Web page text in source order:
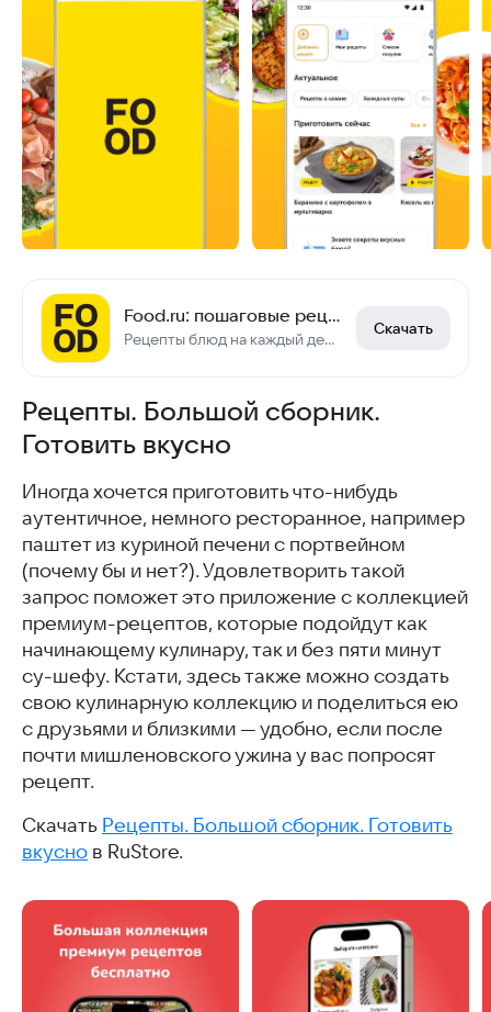
Food.ru: пошаговые рецепты
Рецепты блюд на каждый день, правильное питание и КБЖУ
Скачать
Рецепты. Большой сборник.
Готовить вкусно
Иногда хочется приготовить что-нибудь
аутентичное, немного ресторанное, например
паштет из куриной печени с портвейном
(почему бы и нет?). Удовлетворить такой
запрос поможет это приложение с коллекцией
премиум-рецептов, которые подойдут как
начинающему кулинару, так и без пяти минут
су-шефу. Кстати, здесь также можно создать
свою кулинарную коллекцию и поделиться ею
с друзьями и близкими — удобно, если после
почти мишленовского ужина у вас попросят
рецепт.
Скачать Рецепты. Большой сборник. Готовить
вкусно в RuStore.